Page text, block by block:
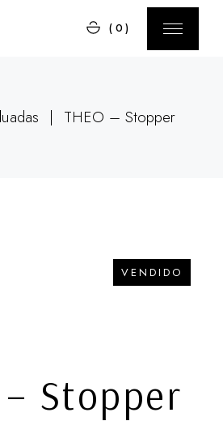
(0)
THEO – Stopper
VENDIDO
– Stopper